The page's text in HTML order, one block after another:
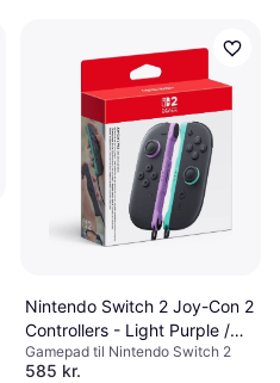
Nintendo Switch 2 Joy-Con 2
Controllers - Light Purple /
Light Green
Gamepad til Nintendo Switch 2
585 kr.